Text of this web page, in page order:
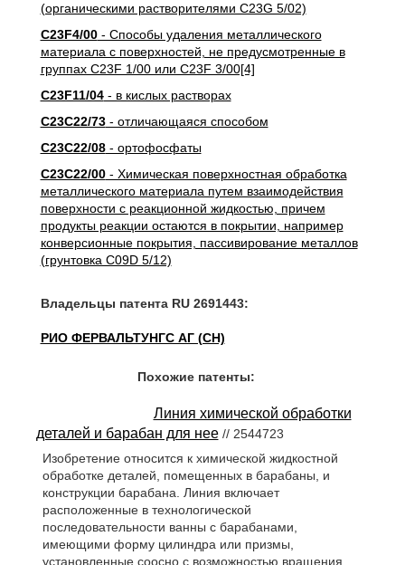
(органическими растворителями C23G 5/02)
C23F4/00- Способы удаления металлического
материала с поверхностей, не предусмотренные в
группах C23F 1/00 или C23F 3/00[4]
C23F11/04- в кислых растворах
C23C22/73- отличающаяся способом
C23C22/08- ортофосфаты
C23C22/00- Химическая поверхностная обработка
металлического материала путем взаимодействия
поверхности с реакционной жидкостью, причем
продукты реакции остаются в покрытии, например
конверсионные покрытия, пассивирование металлов
(грунтовка C09D 5/12)
Владельцы патента RU 2691443:
РИО ФЕРВАЛЬТУНГС АГ (CH)
Похожие патенты:
Линия химической обработки
деталей и барабан для нее// 2544723
Изобретение относится к химической жидкостной
обработке деталей, помещенных в барабаны, и
конструкции барабана. Линия включает
расположенные в технологической
последовательности ванны с барабанами,
имеющими форму цилиндра или призмы,
установленные соосно с возможностью вращения